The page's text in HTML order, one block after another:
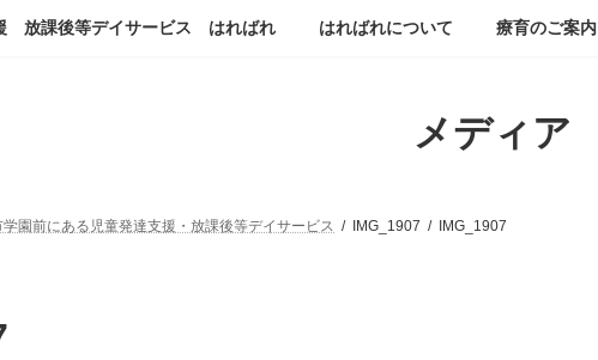
放課後等デイサービス はればれ はればれについて 療育のご案内
メディア
園前にある児童発達支援・放課後等デイサービス IMG_1907 IMG_1907